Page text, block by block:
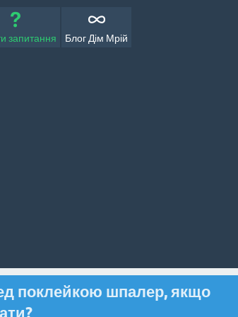
запитання Блог Дім Мрій
поклейкою шпалер, якщо